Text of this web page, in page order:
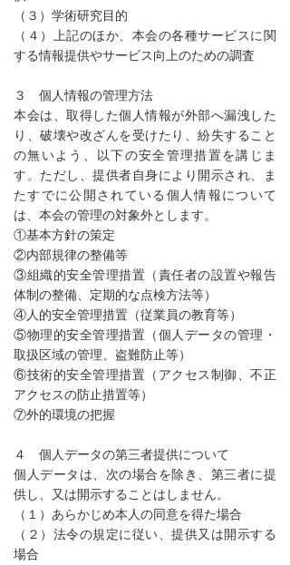
（３）学術研究目的
（４）上記のほか、本会の各種サービスに関
する情報提供やサービス向上のための調査
３ 個人情報の管理方法
本会は、取得した個人情報が外部へ漏洩した
り、破壊や改ざんを受けたり、紛失すること
の無いよう、以下の安全管理措置を講じま
す。ただし、提供者自身により開示され、ま
たすでに公開されている個人情報について
は、本会の管理の対象外とします。
①基本方針の策定
②内部規律の整備等
③組織的安全管理措置（責任者の設置や報告
体制の整備、定期的な点検方法等）
④人的安全管理措置（従業員の教育等）
⑤物理的安全管理措置（個人データの管理・
取扱区域の管理、盗難防止等）
⑥技術的安全管理措置（アクセス制御、不正
アクセスの防止措置等）
⑦外的環境の把握
４ 個人データの第三者提供について
個人データは、次の場合を除き、第三者に提
供し、又は開示することはしません。
（１）あらかじめ本人の同意を得た場合
（２）法令の規定に従い、提供又は開示する
場合